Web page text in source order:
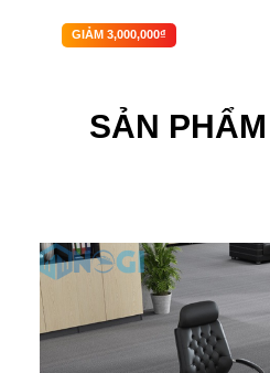
GIẢM 3,000,000₫
SẢN
-15%